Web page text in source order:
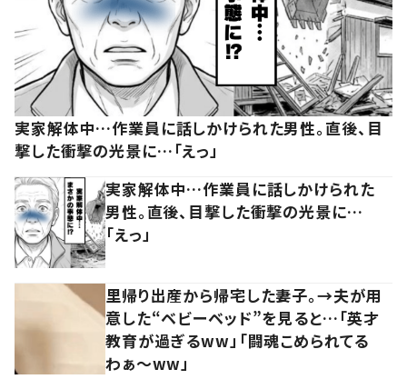
実家解体中…作業員に話しかけられた男性。直後、目
撃した衝撃の光景に…「えっ」
実家解体中…作業員に話しかけられた
男性。直後、目撃した衝撃の光景に…
「えっ」
里帰り出産から帰宅した妻子。→夫が用
意した“ベビーベッド”を見ると…「英才
教育が過ぎるww」「闘魂こめられてる
わぁ～ww」